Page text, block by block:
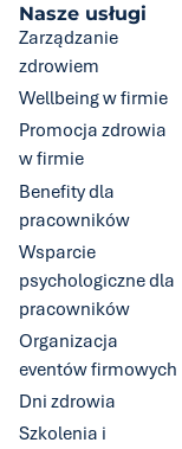
Nasze usługi
Zarządzanie
zdrowiem
Wellbeing w firmie
Promocja zdrowia
w firmie
Benefity dla
pracowników
Wsparcie
psychologiczne dla
pracowników
Organizacja
eventów firmowych
Dni zdrowia
Szkolenia i